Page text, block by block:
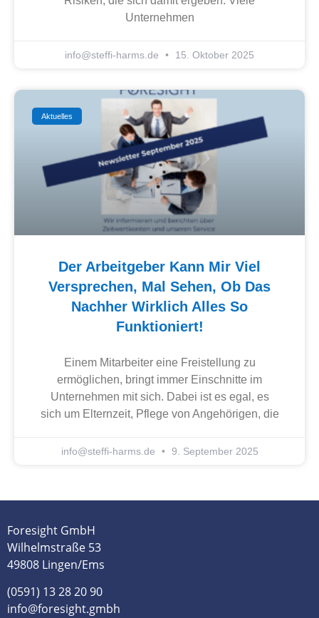
Unternehmen
info@steffi-harms.de 15. Oktober 2025
Aktuelles
Der Arbeitgeber Kann Mir Viel
Versprechen, Mal Sehen, Ob Das
Nachher Wirklich Alles So
Funktioniert!
Einem Mitarbeiter eine Freistellung zu
ermöglichen, bringt immer Einschnitte im
Unternehmen mit sich. Dabei ist es egal, es
sich um Elternzeit, Pflege von Angehörigen, die
info@steffi-harms.de 9. September 2025
Foresight GmbH
Wilhelmstraße 53
49808 Lingen/Ems
(0591) 13 28 20 90
info@foresight.gmbh